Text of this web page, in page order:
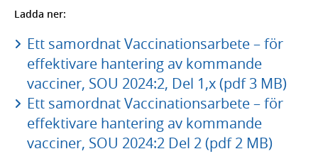
Ladda ner:
Ett samordnat Vaccinationsarbete – för
effektivare hantering av kommande
vacciner, SOU 2024:2, Del 1,x (pdf 3 MB)
Ett samordnat Vaccinationsarbete – för
effektivare hantering av kommande
vacciner, SOU 2024:2 Del 2 (pdf 2 MB)